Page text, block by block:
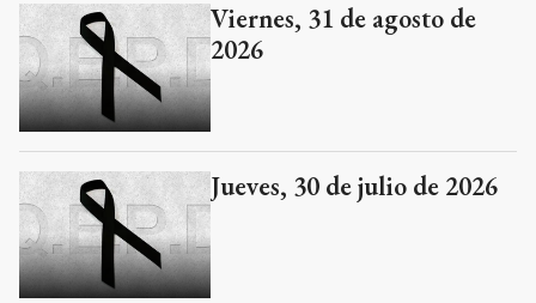
Viernes, 31 de agosto de
2026
Jueves, 30 de julio de 2026